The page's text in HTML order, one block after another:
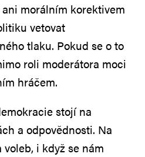
morálním korektivem
vetovat
tlaku. Pokud se o to
roli moderátora moci
hráčem.
stojí na
a odpovědnosti. Na
i když se nám